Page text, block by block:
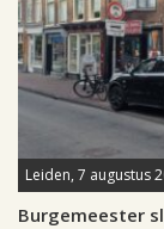
Leiden, 7 augustus
Burgemeester